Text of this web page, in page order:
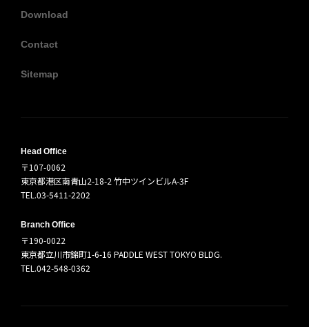
Download
Contact
Sitemap
Head Office
〒107-0062
東京都港区南青山2-18-2 竹中ツインビルA-3F
TEL.03-5411-2202
Branch Office
〒190-0022
東京都立川市錦町1-6-16 PADDLE WEST TOKYO BLDG.
TEL.042-548-0362